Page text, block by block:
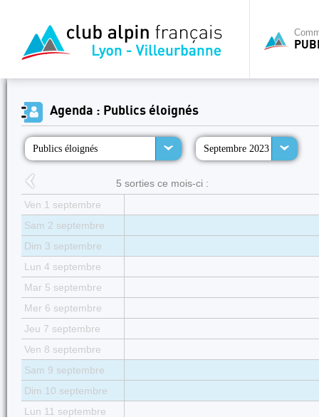
Agenda : Publics éloignés
Publics éloignés Septembre 2023
5 sorties ce mois-ci :
Ven 1 septembre
Sam 2 septembre
Dim 3 septembre
Lun 4 septembre
Mar 5 septembre
Mer 6 septembre
Jeu 7 septembre
Ven 8 septembre
Sam 9 septembre
Dim 10 septembre
Lun 11 septembre